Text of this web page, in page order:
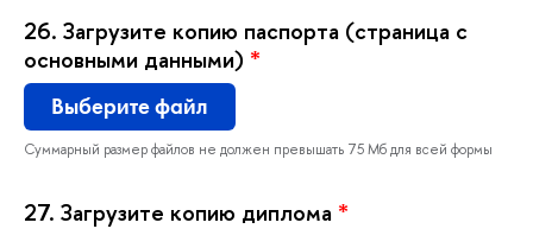
26. Загрузите копию паспорта (страница с
основными данными) *
ыберите файл
Суммарный размер файлов не должен превышать 75 Мб для всей формы
27. Загрузите копию диплома *